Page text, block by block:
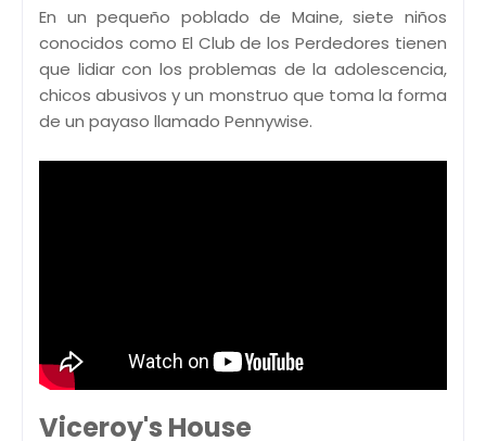
En un pequeño poblado de Maine, siete niños
conocidos como El Club de los Perdedores tienen
que lidiar con los problemas de la adolescencia,
chicos abusivos y un monstruo que toma la forma
de un payaso llamado Pennywise.
Viceroy's House